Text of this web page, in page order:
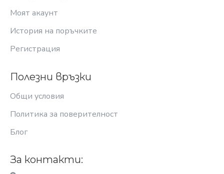
Моят акаунт
История на поръчките
Регистрация
Полезни връзки
Общи условия
Политика за поверителност
Блог
За контакти: